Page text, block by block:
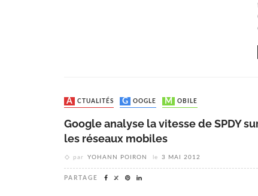
ACTUALITÉS GOOGLE MOBILE
Google analyse la vitesse de SPDY
les réseaux mobiles
par YOHANN POIRON le 3 MAI 2012
PARTAGE